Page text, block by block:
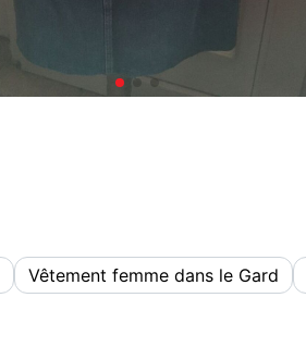
Vêtement femme dans le Gard